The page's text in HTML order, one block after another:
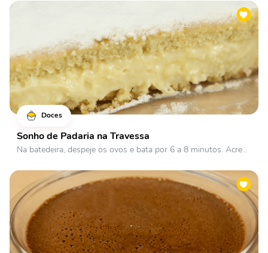
Doces
Sonho de Padaria na Travessa
Na batedeira, despeje os ovos e bata por 6 a 8 minutos. Acre...